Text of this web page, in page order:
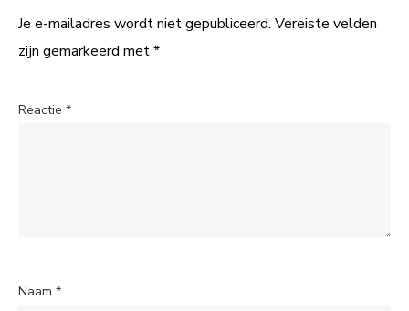
Je e-mailadres wordt niet gepubliceerd. Vereiste velden
zijn gemarkeerd met*
Reactie *
Naam *